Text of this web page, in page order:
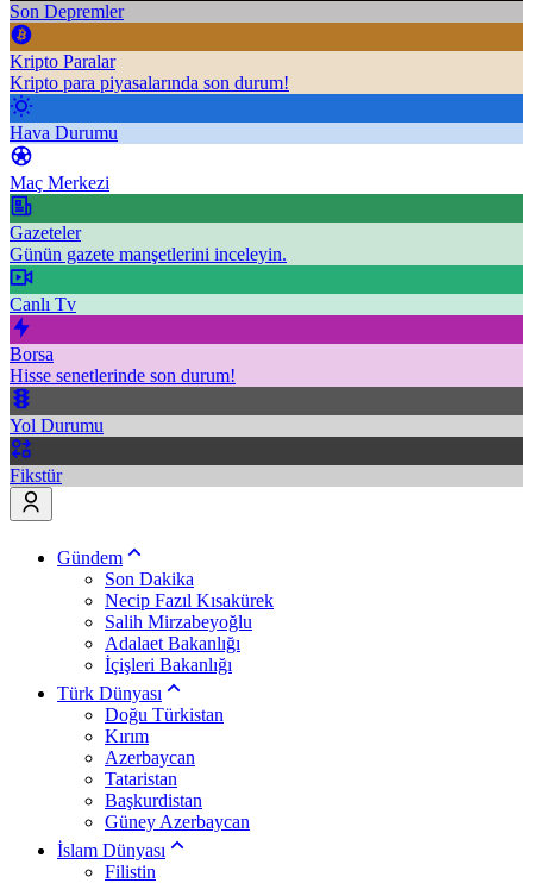
Son Depremler
Kripto Paralar
Kripto para piyasalarında son durum!
Hava Durumu
Maç Merkezi
Gazeteler
Günün gazete manşetlerini inceleyin.
Canlı Tv
Borsa
Hisse senetlerinde son durum!
Yol Durumu
Fikstür
Gündem
Son Dakika
Necip Fazıl Kısakürek
Salih Mirzabeyoğlu
Adalaet Bakanlığı
İçişleri Bakanlığı
Türk Dünyası
Doğu Türkistan
Kırım
Azerbaycan
Tataristan
Başkurdistan
Güney Azerbaycan
İslam Dünyası
Filistin